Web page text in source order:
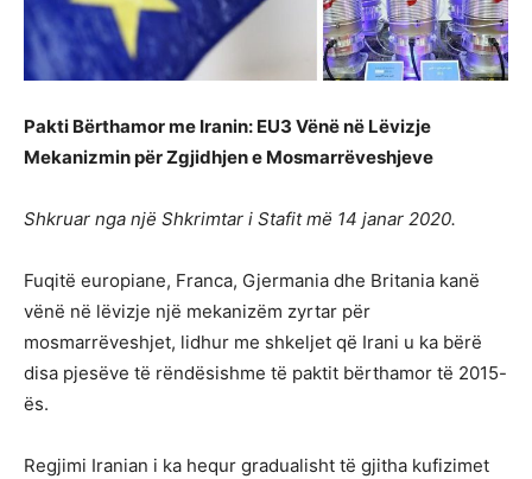
Pakti Bërthamor me Iranin: EU3 Vënë në Lëvizje
Mekanizmin për Zgjidhjen e Mosmarrëveshjeve
Shkruar nga një Shkrimtar i Stafit më 14 janar 2020.
Fuqitë europiane, Franca, Gjermania dhe Britania kanë
vënë në lëvizje një mekanizëm zyrtar për
mosmarrëveshjet, lidhur me shkeljet që Irani u ka bërë
disa pjesëve të rëndësishme të paktit bërthamor të 2015-
ës.
Regjimi Iranian i ka hequr gradualisht të gjitha kufizimet